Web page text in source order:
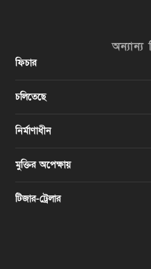
অন্যান্য
ফিচার
চলিতেছে
নির্মাণাধীন
মুক্তির অপেক্ষায়
টিজার-ট্রেলার